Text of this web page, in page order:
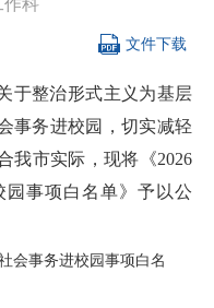
作科
 文件下载
于整治形式主义为基层
事务进校园，切实减轻
我市实际，现将《2026
事项白名单》予以公
会事务进校园事项白名